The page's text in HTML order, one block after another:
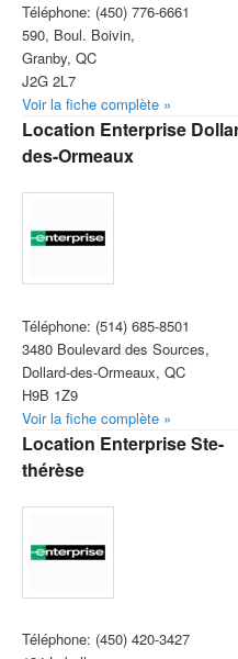
Téléphone: (450) 776-6661
590, Boul. Boivin,
Granby, QC
J2G 2L7
Voir la fiche complète »
Location Enterprise
des-Ormeaux
Téléphone: (514) 685-8501
3480 Boulevard des Sources,
Dollard-des-Ormeaux, QC
H9B 1Z9
Voir la fiche complète »
Location Enterprise Ste-
thérèse
Téléphone: (450) 420-3427